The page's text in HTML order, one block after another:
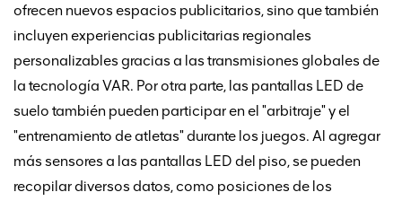
ofrecen nuevos espacios publicitarios, sino que también
incluyen experiencias publicitarias regionales
personalizables gracias a las transmisiones globales de
la tecnología VAR. Por otra parte, las pantallas LED de
suelo también pueden participar en el "arbitraje" y el
"entrenamiento de atletas" durante los juegos. Al agregar
más sensores a las pantallas LED del piso, se pueden
recopilar diversos datos, como posiciones de los